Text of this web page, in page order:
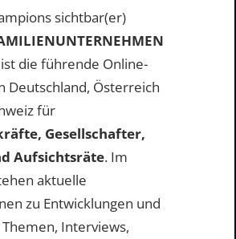
sichtbar(er)
ist die führende Online-
Deutschland, Österreich
für
Gesellschafter,
Aufsichtsräte. Im
aktuelle
zu Entwicklungen und
Interviews,